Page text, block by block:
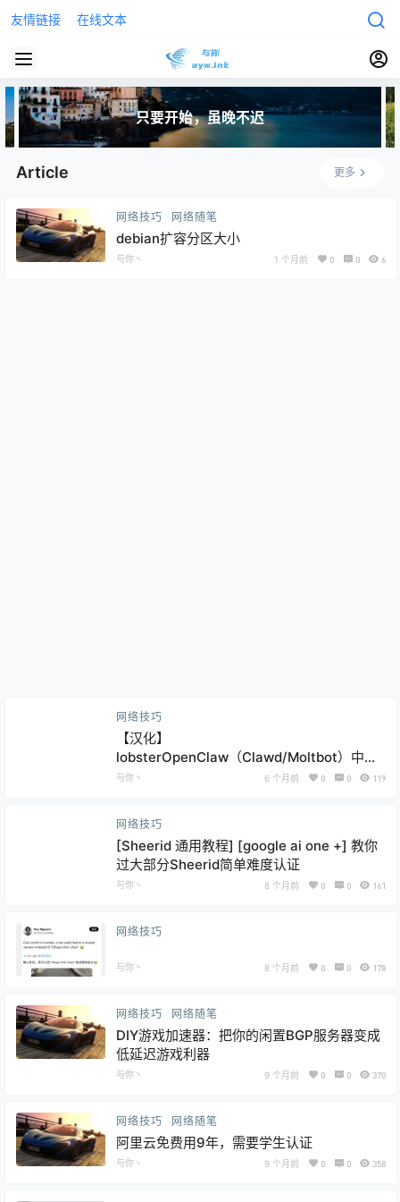
友情链接 在线文本
只要开始，虽晚不迟
Article 更多
网络技巧 网络随笔
debian扩容分区大小
与你丶 1 个月前 0 0 6
网络技巧
【汉化】
lobsterOpenClaw（Clawd/Moltbot）中文
发行版 – 开源 AI 助手部署教程
与你丶 6 个月前 0 0 119
网络技巧
[Sheerid 通用教程] [google ai one +] 教你
过大部分Sheerid简单难度认证
与你丶 8 个月前 0 0 161
网络技巧
与你丶 8 个月前 0 0 178
网络技巧 网络随笔
DIY游戏加速器：把你的闲置BGP服务器变成
低延迟游戏利器
与你丶 9 个月前 0 0 370
网络技巧 网络随笔
阿里云免费用9年，需要学生认证
与你丶 9 个月前 0 0 358